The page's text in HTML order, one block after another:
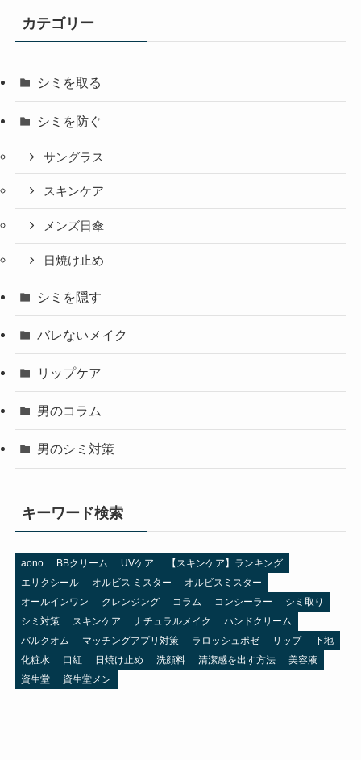
カテゴリー
シミを取る
シミを防ぐ
サングラス
スキンケア
メンズ日傘
日焼け止め
シミを隠す
バレないメイク
リップケア
男のコラム
男のシミ対策
キーワード検索
aono BBクリーム UVケア
【スキンケア】ランキング
エリクシール
オルビス ミスター
オルビスミスター
オールインワン
クレンジング コラム コンシーラー
シミ取り
シミ対策
スキンケア ナチュラルメイク
ハンドクリーム
バルクオム
マッチングアプリ対策 ラロッシュポゼ リップ
下地
化粧水
口紅 日焼け止め 洗顔料 清潔感を出す方法
美容液
資生堂
資生堂メン